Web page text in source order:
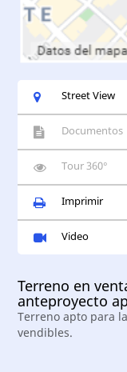
Street View
Documentos
Tour 360°
Imprimir
Video
Terreno en
anteproyecto
Terreno apto para
vendibles.